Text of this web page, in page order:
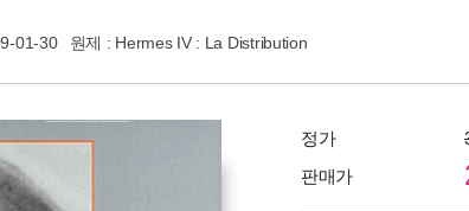
01-30 원제 : Hermes IV : La Distribution
정가
판매가